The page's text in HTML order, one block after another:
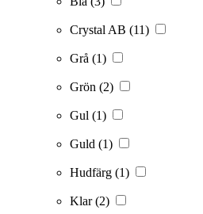
Crystal AB (11)
Grå (1)
Grön (2)
Gul (1)
Guld (1)
Hudfärg (1)
Klar(2)